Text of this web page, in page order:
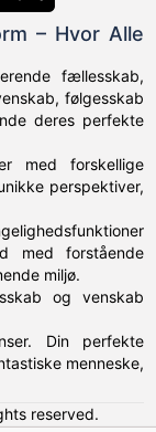
– Hvor Alle
fællesskab,
følgesskab
deres perfekte
med forskellige
perspektiver,
med forstående
miljø.
og venskab
Din perfekte
menneske,
reserved.